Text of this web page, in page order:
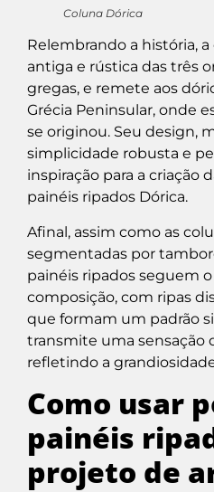
Coluna Dórica
Relembrando a história,
antiga e rústica das três
gregas, e remete aos
Grécia Peninsular, onde
se originou. Seu design,
simplicidade robusta e
inspiração para a criação
painéis ripados Dórica.
Afinal, assim como as
segmentadas por
painéis ripados seguem
composição, com ripas
que formam um padrão
transmite uma sensação
refletindo a
Como usar
painéis
projeto de